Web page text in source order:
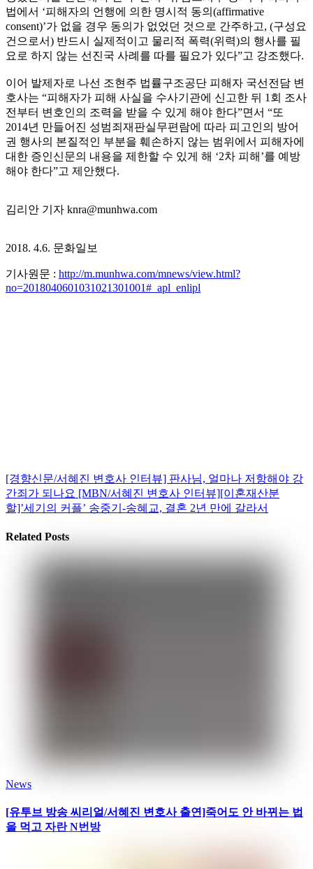
법에서 ‘피해자의 언행에 의한 명시적 동의(affirmative
consent)’가 없을 경우 동의가 없었던 것으로 간주하고, (구성요
건으로서) 반드시 실제적이고 물리적 폭력(위력)의 행사를 필
요로 하지 않는 선진국 사례를 따를 필요가 있다”고 강조했다.
이어 발제자로 나선 조현주 법률구조공단 피해자 국선전담 변
호사는 “피해자가 피해 사실을 수사기관에 신고한 뒤 1회 조사
전부터 변호인의 조력을 받을 수 있게 해야 한다”면서 “또
2014년 만들어진 성범죄재판실무편람에 따라 피고인의 방어
권 행사의 본질적인 부분을 훼손하지 않는 범위에서 피해자에
대한 증인신문의 내용을 제한할 수 있게 해 ‘2차 피해’를 예방
해야 한다”고 제안했다.
김리안 기자 knra@munhwa.com
2018. 4.6. 문화일보
기사원문 : http://m.munhwa.com/mnews/view.html?
no=2018040601031021301001#_apl_enlipl
[경향신문/서혜진 변호사 인터뷰] 판사님, 얼마나 저항해야 강
간죄가 되나요 [MBN/서혜진 변호사 인터뷰][이혼재산분
할]’세기의 커플’ 송중기-송혜교, 결혼 2년 만에 갈라서
Related Posts
News
[유투브 방송 씨리얼/서혜진 변호사 출연]죽어도 안 바뀌는 법
을 먹고 자란 N번방